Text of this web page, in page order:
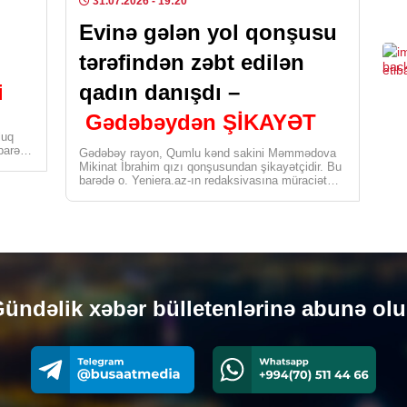
Evinə gələn yol qonşusu
tərəfindən zəbt edilən
qadın danışdı –
Gədəbəydən ŞİKAYƏT
Gədəbəy rayon, Qumlu kənd sakini Məmmədova
Mikinat İbrahim qızı qonşusundan şikayətçidir. Bu
barədə o, Yeniera.az-ın redaksiyasına müraciət
xəbər bülletenlərinə abunə